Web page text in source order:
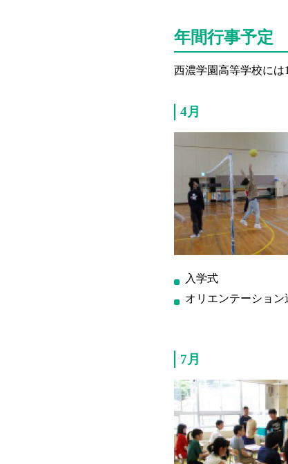
年間行事予定
西濃学園高等学校には
4月
入学式
オリエンテーション
7月